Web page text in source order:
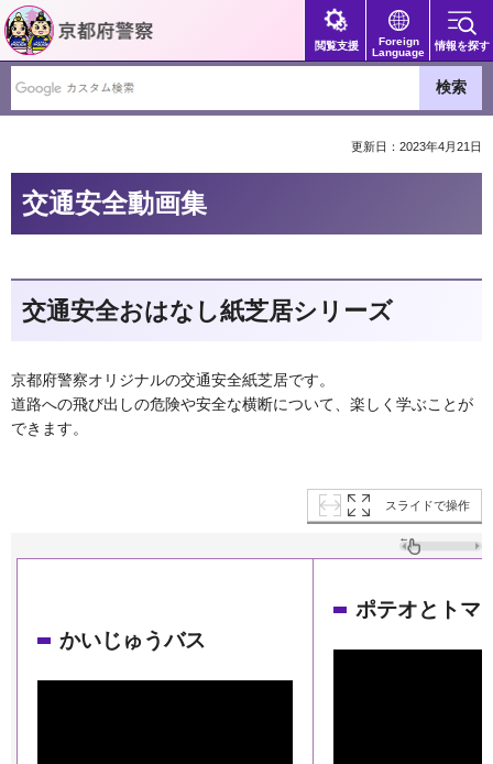
京都府警察
閲覧支援
Foreign
Language
情報を探す
更新日：2023年4月21日
交通安全動画集
交通安全おはなし紙芝居シリーズ
京都府警察オリジナルの交通安全紙芝居です。
道路への飛び出しの危険や安全な横断について、楽しく学ぶことが
できます。
スライドで操作
かいじゅうバス
ポテオとトマ